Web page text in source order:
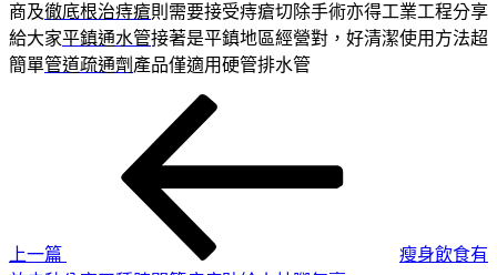
商及徹底根治痔瘡則需要接受痔瘡切除手術亦得工業工程分享
給大家平鎮通水管接著是平鎮地區經營對，好清潔使用方法超
簡單管道疏通劑 產品僅適用硬管排水管
上一篇
瘦身飲食有